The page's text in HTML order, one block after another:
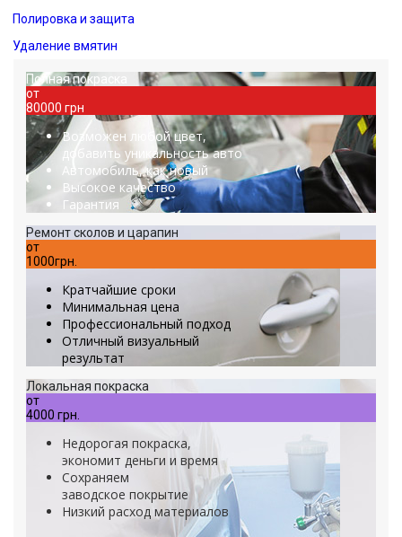
Полировка и защита
Удаление вмятин
Полная покраска
от
80000 грн
Возможен любой цвет,
добавить уникальность авто
Автомобиль, как новый
Высокое качество
Гарантия
Ремонт сколов и царапин
от
1000грн.
Кратчайшие сроки
Минимальная цена
Профессиональный подход
Отличный визуальный
результат
Локальная покраска
от
4000 грн.
Недорогая покраска,
экономит деньги и время
Сохраняем
заводское покрытие
Низкий расход материалов